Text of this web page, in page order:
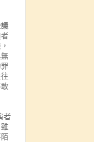
者